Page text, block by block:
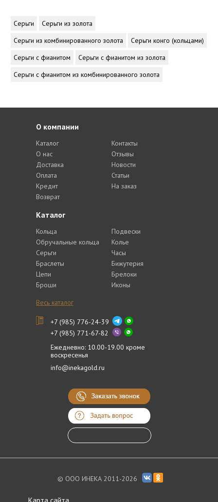
Серьги
Серьги из золота
Серьги из комбинированного золота
Серьги конго (кольцами)
Серьги с фианитом
Серьги с фианитом из золота
Серьги с фианитом из комбинированного золота
Каталог
Кольца
Обручальные кольца
Серьги
Браслеты
Цепи
Броши
Подвески
Колье
Часы
Бижутерия
Брелоки
Иконы
Весь каталог
О компании
Каталог
О нас
Доставка
Оплата
Кредит
Возврат
Контакты
Отзывы
Новости
Статьи
На заказ
+7 (985) 776-24-39
+7 (985) 771-67-82
Ежедневно: 10.00-19.00 кроме
воскресенья
info@inekagold.ru
© ООО ИНЕКА 2011-2026
Карта сайта